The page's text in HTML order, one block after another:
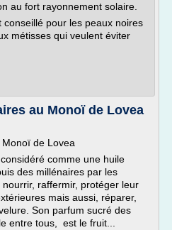
au fort rayonnement solaire.
conseillé pour les peaux noires
métisses qui veulent éviter
au Monoï de Lovea
de Lovea
comme une huile
des millénaires par les
raffermir, protéger leur
mais aussi, réparer,
Son parfum sucré des
entre tous, est le fruit...